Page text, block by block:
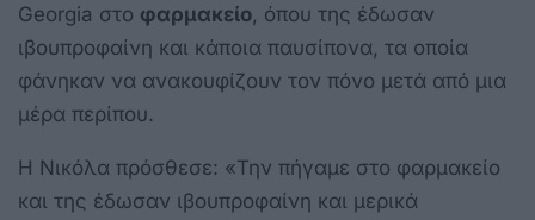
Georgia στο φαρμακείο , όπου της έδωσαν
ιβουπροφαίνη και κάποια παυσίπονα, τα οποία
φάνηκαν να ανακουφίζουν τον πόνο μετά από μια
μέρα περίπου.
Η Νικόλα πρόσθεσε: «Την πήγαμε στο φαρμακείο
και της έδωσαν ιβουπροφαίνη και μερικά